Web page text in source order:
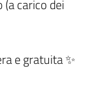
carico dei
e gratuita ✨